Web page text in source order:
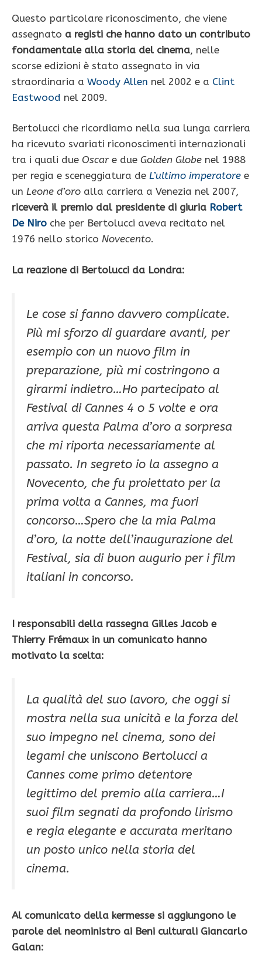
Questo particolare riconoscimento, che viene
assegnato a registi che hanno dato un contributo
fondamentale alla storia del cinema, nelle
scorse edizioni è stato assegnato in via
straordinaria a Woody Allen nel 2002 e a Clint
Eastwood nel 2009.
Bertolucci che ricordiamo nella sua lunga carriera
ha ricevuto svariati riconoscimenti internazionali
tra i quali due Oscare due Golden Globe nel 1988
per regia e sceneggiatura de L’ultimo imperatore e
un Leone d’oro alla carriera a Venezia nel 2007,
riceverà il premio dal presidente di giuria Robert
De Niro che per Bertolucci aveva recitato nel
1976 nello storico Novecento.
La reazione di Bertolucci da Londra:
Le cose si fanno davvero complicate.
Più mi sforzo di guardare avanti, per
esempio con un nuovo film in
preparazione, più mi costringono a
girarmi indietro…Ho partecipato al
Festival di Cannes 4 o 5 volte e ora
arriva questa Palma d’oro a sorpresa
che mi riporta necessariamente al
passato. In segreto io la assegno a
Novecento, che fu proiettato per la
prima volta a Cannes, ma fuori
concorso…Spero che la mia Palma
d’oro, la notte dell’inaugurazione del
Festival, sia di buon augurio per i film
italiani in concorso.
I responsabili della rassegna Gilles Jacob e
Thierry Frémaux in un comunicato hanno
motivato la scelta:
La qualità del suo lavoro, che oggi si
mostra nella sua unicità e la forza del
suo impegno nel cinema, sono dei
legami che uniscono Bertolucci a
Cannes come primo detentore
legittimo del premio alla carriera…I
suoi film segnati da profondo lirismo
e regia elegante e accurata meritano
un posto unico nella storia del
cinema.
Al comunicato della kermesse si aggiungono le
parole del neoministro ai Beni culturali Giancarlo
Galan: